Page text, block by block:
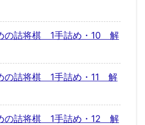
の詰将棋 1手詰め・10 解
の詰将棋 1手詰め・11 解
の詰将棋 1手詰め・12 解